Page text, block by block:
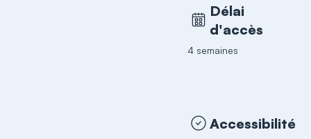
Délai
d'accès
4 semaines
Accessibilité